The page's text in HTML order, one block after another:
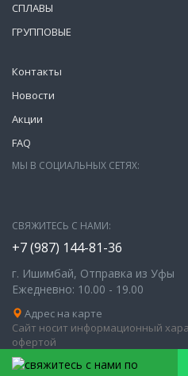
Контакты
Новости
Акции
FAQ
СПЛАВЫ
ГРУППОВЫЕ
МЫ В СОЦИАЛЬНЫХ СЕТЯХ:
СВЯЖИТЕСЬ С НАМИ:
+7 (987) 144-81-36
г. Ишимбай, Отправка из Уфы
Ежедневно: 10.00 - 19.00
Адрес на карте
Сайт носит информационный
офертой